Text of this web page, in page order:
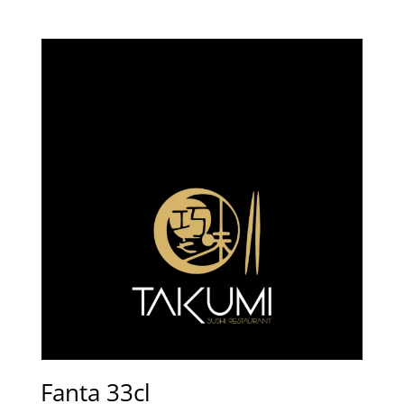
Fanta 33cl